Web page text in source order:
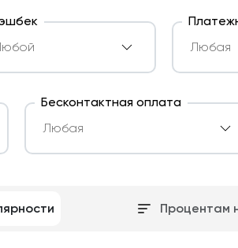
Бесконтактная оплата
Процентам